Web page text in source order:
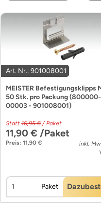
Art. Nr.: 901008001
MEISTER Befestigungsklipps
50 Stk. pro Packung (800000-
00003 - 901008001)
Statt 16,95 € / Paket
11,90 € /Paket
Preis: 11,90 €
inkl.
Paket